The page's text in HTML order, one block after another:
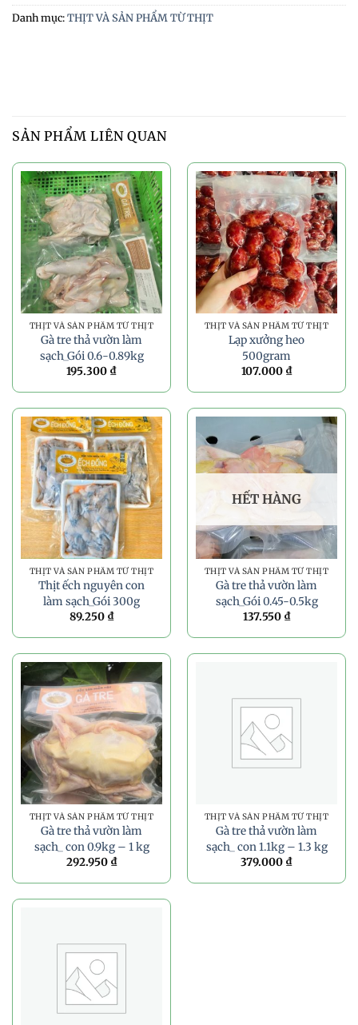
Danh mục:THỊT VÀ SẢN PHẨM TỪ THỊT
SẢN PHẨM LIÊN QUAN
THỊT VÀ SẢN PHẨM TỪ THỊT
Gà tre thả vườn làm
sạch_Gói 0.6-0.89kg
195.300 ₫
THỊT VÀ SẢN PHẨM TỪ THỊT
Lạp xưởng heo
500gram
107.000 ₫
THỊT VÀ SẢN PHẨM TỪ THỊT
Thịt ếch nguyên con
làm sạch_Gói 300g
89.250 ₫
HẾT HÀNG
THỊT VÀ SẢN PHẨM TỪ THỊT
Gà tre thả vườn làm
sạch_Gói 0.45-0.5kg
137.550 ₫
THỊT VÀ SẢN PHẨM TỪ THỊT
Gà tre thả vườn làm
sạch_ con 0.9kg – 1 kg
292.950 ₫
THỊT VÀ SẢN PHẨM TỪ THỊT
Gà tre thả vườn làm
sạch_ con 1.1kg – 1.3 kg
379.000 ₫